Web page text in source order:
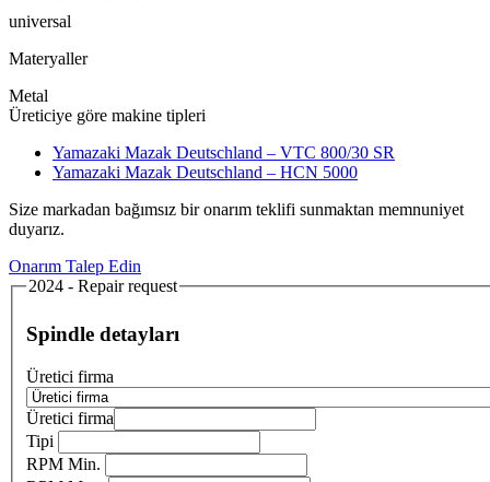
universal
Materyaller
Metal
Üreticiye göre makine tipleri
Yamazaki Mazak Deutschland – VTC 800/30 SR
Yamazaki Mazak Deutschland – HCN 5000
Size markadan bağımsız bir onarım teklifi sunmaktan memnuniyet
duyarız.
Onarım Talep Edin
2024 - Repair request
Spindle detayları
Üretici firma
Üretici firma
Tipi
RPM Min.